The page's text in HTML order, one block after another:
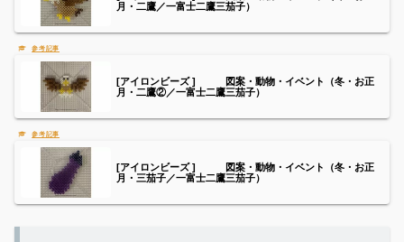
月・二鷹／一富士二鷹三茄子）
[アイロンビーズ ] 図案・動物・イベント（冬・お正
月・二鷹②／一富士二鷹三茄子）
[アイロンビーズ ] 図案・動物・イベント（冬・お正
月・三茄子／一富士二鷹三茄子）